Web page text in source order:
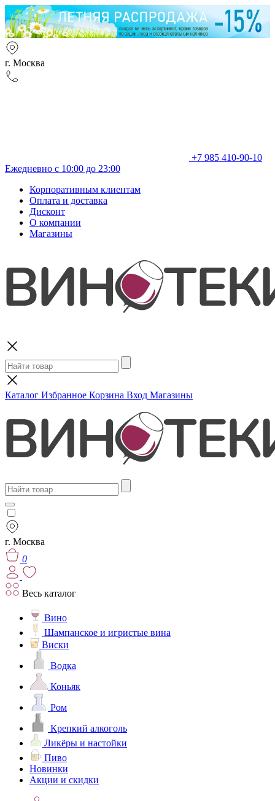
г. Москва
+7 985 410-90-10
Ежедневно с 10:00 до 23:00
Корпоративным клиентам
Оплата и доставка
Дисконт
О компании
Магазины
Каталог Избранное Корзина Вход Магазины
г. Москва
0
Весь каталог
Вино
Шампанское и игристые вина
Виски
Водка
Коньяк
Ром
Крепкий алкоголь
Ликёры и настойки
Пиво
Новинки
Акции и скидки